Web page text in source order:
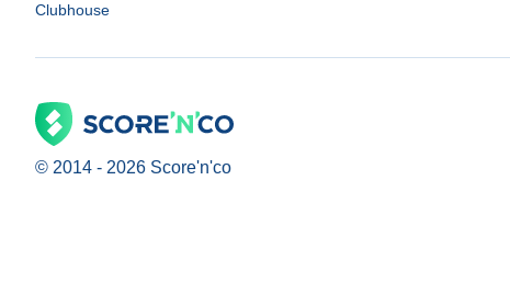
Clubhouse
© 2014 - 2026 Score'n'co